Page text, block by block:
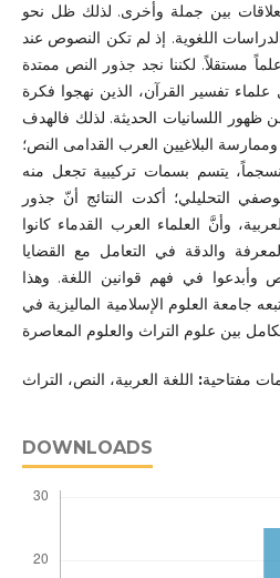
بين جملة وأخرى. لذلك ظل نحو
اللغوية. إذ لم تكن النصوص عند
مستقلاً. لكننا نجد جذور النص ممتدة
علماء تفسير القرآن، الذين نهجوا فكرة
اللسانيات الحديثة. لذلك فالهدف
البلاغيين العرب القدامى النص؛
يتسم بسمات تركيبية تجعل منه
التحليلي؛ أكدت النتائج أنّ جذور
وأنَّ العلماء العرب القدماء كانوا
والدقة في التعامل مع القضايا
وأبدعوا في فهم قوانين اللغة. وهذا
جامعة العلوم الإسلامية الماليزية في
مفتاحية:
DOWNLOADS